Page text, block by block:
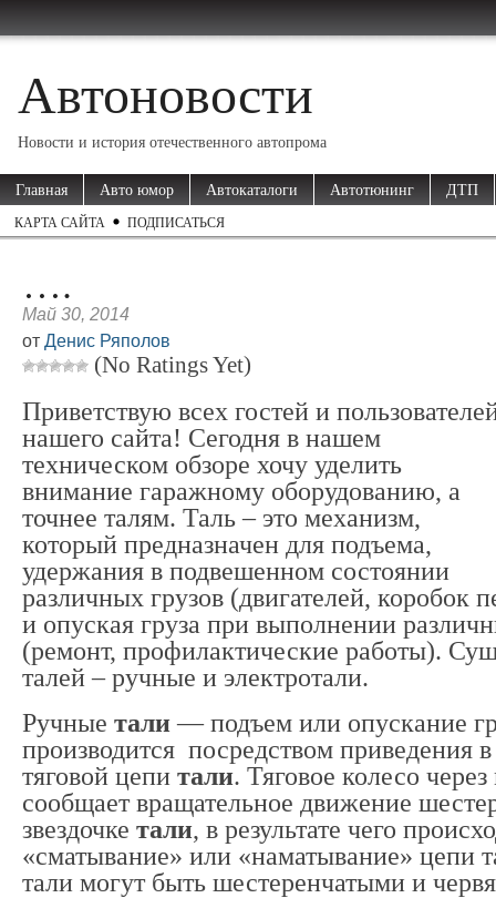
Автоновости
Новости и история отечественного автопрома
Главная Авто юмор Автокаталоги Автотюнинг ДТП
КАРТА САЙТА ПОДПИСАТЬСЯ
….
Май 30, 2014
от Денис Ряполов
(No Ratings Yet)
Приветствую всех гостей и
нашего сайта! Сегодня в нашем
техническом обзоре хочу уделить
внимание гаражному оборудованию, а
точнее талям. Таль – это механизм,
который предназначен для подъема,
удержания в подвешенном состоянии
различных грузов (двигателей, коробок
и опуская груза при выполнении
(ремонт, профилактические работы).
талей – ручные и электротали.
Ручные тали— подъем или опускание
производится посредством приведения
тяговой цепи тали. Тяговое колесо
сообщает вращательное движение
звездочке тали, в результате чего
«сматывание» или «наматывание» цепи
тали могут быть шестеренчатыми и